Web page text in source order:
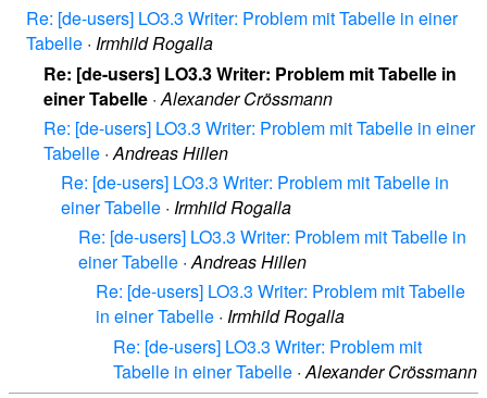
Re: [de-users] LO3.3 Writer: Problem mit Tabelle in einer
Tabelle · Irmhild Rogalla
Re: [de-users] LO3.3 Writer: Problem mit Tabelle in
einer Tabelle ·Alexander Crössmann
Re: [de-users] LO3.3 Writer: Problem mit Tabelle in einer
Tabelle ·Andreas Hillen
Re: [de-users] LO3.3 Writer: Problem mit Tabelle in
einer Tabelle · Irmhild Rogalla
Re: [de-users] LO3.3 Writer: Problem mit Tabelle in
einer Tabelle ·Andreas Hillen
Re: [de-users] LO3.3 Writer: Problem mit Tabelle
in einer Tabelle · Irmhild Rogalla
Re: [de-users] LO3.3 Writer: Problem mit
Tabelle in einer Tabelle · Alexander Crössmann